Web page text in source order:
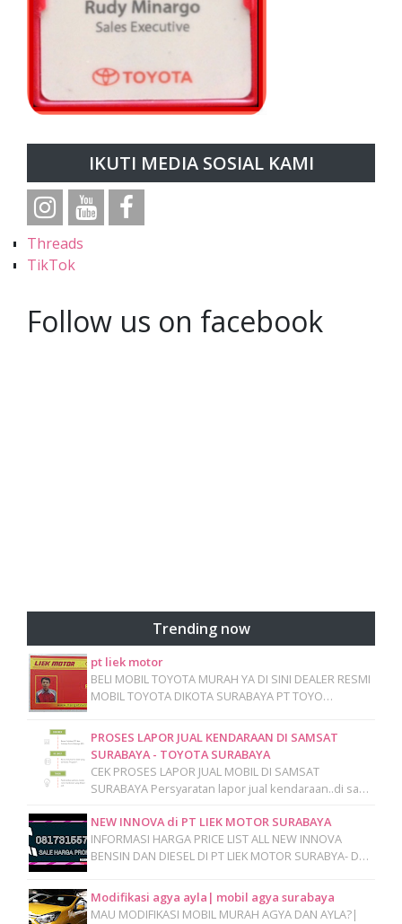
IKUTI MEDIA SOSIAL KAMI
Threads
TikTok
Follow us on facebook
Trending now
pt liek motor
BELI MOBIL TOYOTA MURAH YA DI SINI DEALER RESMI
MOBIL TOYOTA DIKOTA SURABAYA PT TOYO…
PROSES LAPOR JUAL KENDARAAN DI SAMSAT
SURABAYA - TOYOTA SURABAYA
CEK PROSES LAPOR JUAL MOBIL DI SAMSAT
SURABAYA Persyaratan lapor jual kendaraan..di sa…
NEW INNOVA di PT LIEK MOTOR SURABAYA
INFORMASI HARGA PRICE LIST ALL NEW INNOVA
BENSIN DAN DIESEL DI PT LIEK MOTOR SURABYA- D…
Modifikasi agya ayla| mobil agya surabaya
MAU MODIFIKASI MOBIL MURAH AGYA DAN AYLA?|